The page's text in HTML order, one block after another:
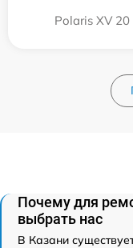
Polaris XV 20
Почему для
выбрать нас
В Казани